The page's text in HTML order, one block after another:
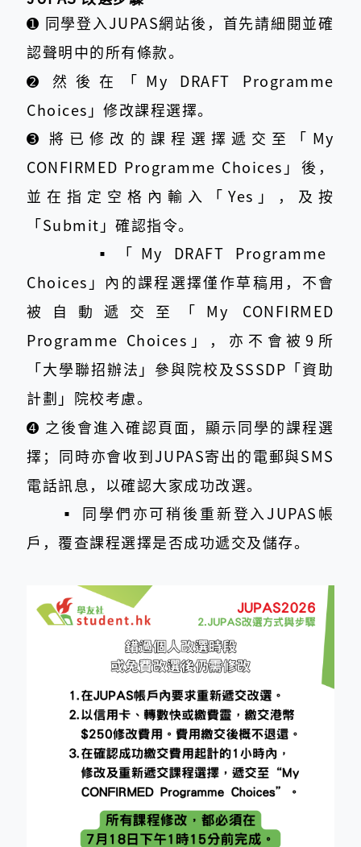
➊
同學登入JUPAS網站後，首先請細閱並確
認聲明中的所有條款。
➋然後在「My DRAFT Programme
Choices」修改課程選擇。
➌將已修改的課程選擇遞交至「My
CONFIRMED Programme Choices」後，
並在指定空格內輸入「Yes」，及按
「Submit」確認指令。
▪︎
「My DRAFT Programme
Choices」內的課程選擇僅作草稿用，不會
被自動遞交至「My CONFIRMED
Programme Choices」，亦不會被9所
「大學聯招辦法」參與院校及SSSDP「資助
計劃」院校考慮。
➍ 之後會進入確認頁面，顯示同學的課程選
擇；同時亦會收到JUPAS寄出的電郵與SMS
電話訊息，以確認大家成功改選。
▪︎
同學們亦可稍後重新登入JUPAS帳
戶，覆查課程選擇是否成功遞交及儲存。